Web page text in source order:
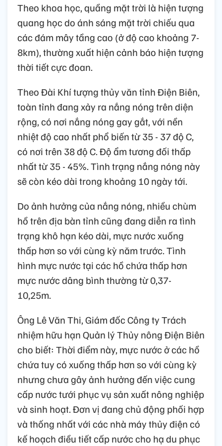
Theo khoa học, quầng mặt trời là hiện tượng
quang học do ánh sáng mặt trời chiếu qua
các đám mây tầng cao (ở độ cao khoảng 7-
8km), thường xuất hiện cảnh báo hiện tượng
thời tiết cực đoan.
Theo Đài Khí tượng thủy văn tỉnh Điện Biên,
toàn tỉnh đang xảy ra nắng nóng trên diện
rộng, có nơi nắng nóng gay gắt, với nền
nhiệt độ cao nhất phổ biến từ 35 - 37 độ C,
có nơi trên 38 độ C. Độ ẩm tương đối thấp
nhất từ 35 - 45%. Tình trạng nắng nóng này
sẽ còn kéo dài trong khoảng 10 ngày tới.
Do ảnh hưởng của nắng nóng, nhiều chùm
hồ trên địa bàn tỉnh cũng đang diễn ra tình
trạng khô hạn kéo dài, mực nước xuống
thấp hơn so với cùng kỳ năm trước. Tình
hình mực nước tại các hồ chứa thấp hơn
mực nước dâng bình thường từ 0,37-
10,25m.
Ông Lê Văn Thi, Giám đốc Công ty Trách
nhiệm hữu hạn Quản lý Thủy nông Điện Biên
cho biết: Thời điểm này, mực nước ở các hồ
chứa tuy có xuống thấp hơn so với cùng kỳ
nhưng chưa gây ảnh hưởng đến việc cung
cấp nước tưới phục vụ sản xuất nông nghiệp
và sinh hoạt. Đơn vị đang chủ động phối hợp
và thống nhất với các nhà máy thủy điện có
kế hoạch điều tiết cấp nước cho hạ du phục